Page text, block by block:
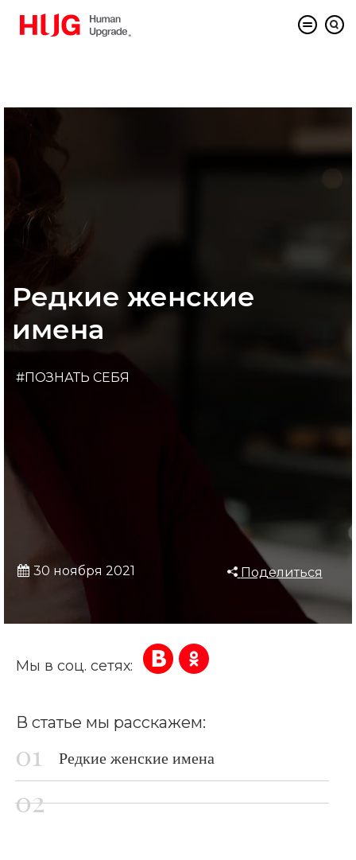
Редкие женские
имена
#ПОЗНАТЬ СЕБЯ
30 ноября 2021 Поделиться
Мы в соц. сетях:
В статье мы расскажем:
Редкие женские имена